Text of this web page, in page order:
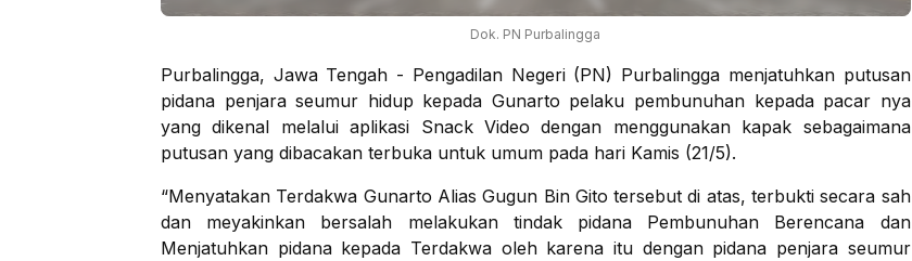
Dok. PN Purbalingga
Purbalingga, Jawa Tengah - Pengadilan Negeri (PN) Purbalingga menjatuhkan putusan
pidana penjara seumur hidup kepada Gunarto pelaku pembunuhan kepada pacar nya
yang dikenal melalui aplikasi Snack Video dengan menggunakan kapak sebagaimana
putusan yang dibacakan terbuka untuk umum pada hari Kamis (21/5).
“Menyatakan Terdakwa Gunarto Alias Gugun Bin Gito tersebut di atas, terbukti secara sah
dan meyakinkan bersalah melakukan tindak pidana Pembunuhan Berencana dan
Menjatuhkan pidana kepada Terdakwa oleh karena itu dengan pidana penjara seumur